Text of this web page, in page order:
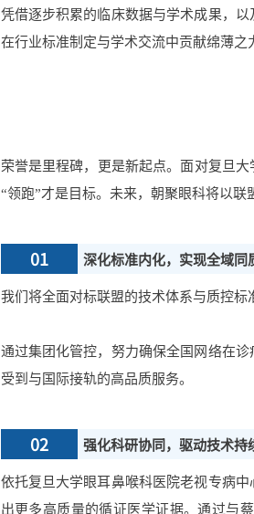
凭借逐步积累的临床数据与学术成果，
在行业标准制定与学术交流中贡献绵薄之
荣誉是里程碑，更是新起点。面对复旦
“领跑”才是目标。未来，朝聚眼科将以联
01 深化标准内化，实现全域同
我们将全面对标联盟的技术体系与质控标
通过集团化管控，努力确保全国网络在
受到与国际接轨的高品质服务。
02 强化科研协同，驱动技术持
依托复旦大学眼耳鼻喉科医院老视专病
出更多高质量的循证医学证据。通过与